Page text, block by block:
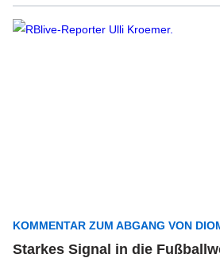
KOMMENTAR ZUM ABGANG VON
Starkes Signal in die